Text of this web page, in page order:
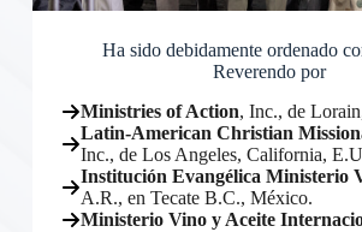
Ha sido debidamente ordenado
Reverendo por
Ministries of Action, Inc., de
Latin-American Christian
Inc., de Los Angeles, California,
Institución Evangélica Ministerio
A.R., en Tecate B.C., México.
Ministerio Vino y Aceite